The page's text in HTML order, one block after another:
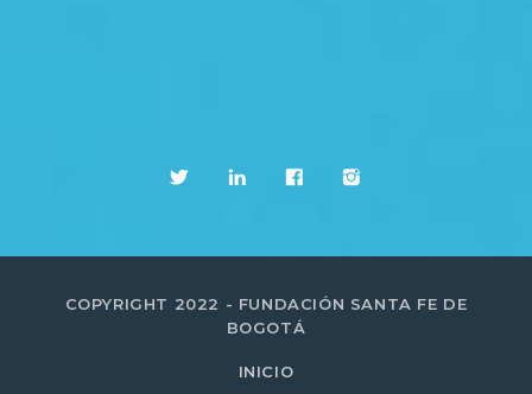
COPYRIGHT 2022 - FUNDACIÓN SANTA FE DE
BOGOTÁ
INICIO